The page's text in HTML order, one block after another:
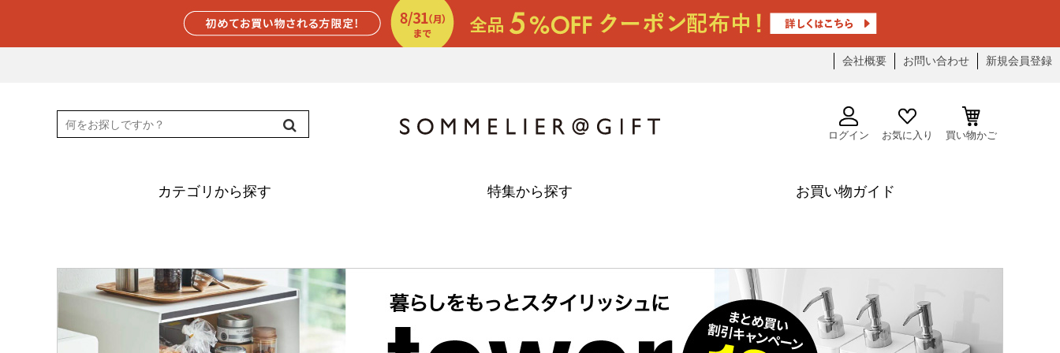
会社概要 お問い合わせ 新規会員登録
ログイン お気に入り 買い物かご
カテゴリから探す 特集から探す お買い物ガイド